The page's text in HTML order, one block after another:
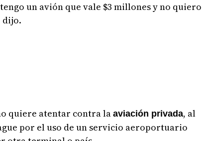
un avión que vale $3 millones y no quiero
dijo.
quiere atentar contra la aviación privada, al
por el uso de un servicio aeroportuario